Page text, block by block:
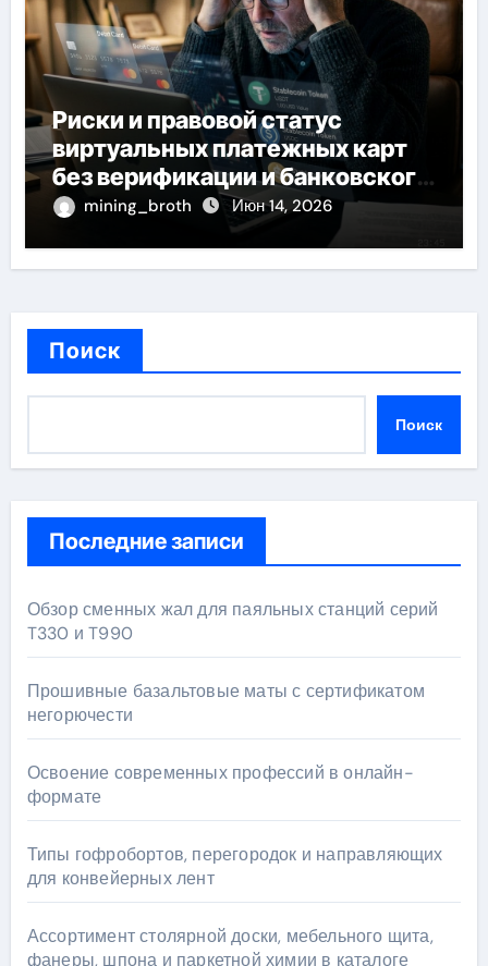
Риски и правовой статус
виртуальных платежных карт
без верификации и банковского
участия с пополнением
mining_broth Июн 14, 2026
Поиск
Поиск
Последние записи
Обзор сменных жал для паяльных станций серий
T330 и T990
Прошивные базальтовые маты с сертификатом
негорючести
Освоение современных профессий в онлайн-
формате
Типы гофробортов, перегородок и направляющих
для конвейерных лент
Ассортимент столярной доски, мебельного щита,
фанеры, шпона и паркетной химии в каталоге